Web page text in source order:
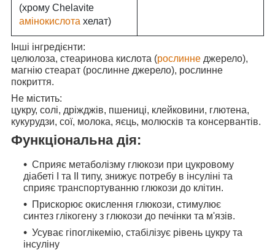
(хрому Chelavite
амінокислота хелат)
Інші інгредієнти:
целюлоза, стеаринова кислота (рослинне джерело),
магнію стеарат (рослинне джерело), рослинне
покриття.
Не містить:
цукру, солі, дріжджів, пшениці, клейковини, глютена,
кукурудзи, сої, молока, яєць, молюсків та консервантів.
Функціональна дія:
Сприяє метаболізму глюкози при цукровому
діабеті I та II типу, знижує потребу в інсуліні та
сприяє транспортуванню глюкози до клітин.
Прискорює окислення глюкози, стимулює
синтез глікогену з глюкози до печінки та м'язів.
Усуває гіпоглікемію, стабілізує рівень цукру та
інсуліну